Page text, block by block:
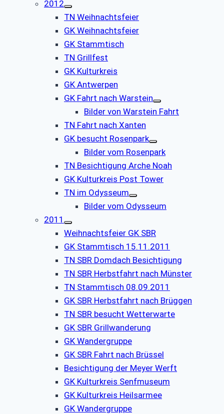
2012
TN Weihnachtsfeier
GK Weihnachtsfeier
GK Stammtisch
TN Grillfest
GK Kulturkreis
GK Antwerpen
GK Fahrt nach Warstein
Bilder von Warstein Fahrt
TN Fahrt nach Xanten
GK besucht Rosenpark
Bilder vom Rosenpark
TN Besichtigung Arche Noah
GK Kulturkreis Post Tower
TN im Odysseum
Bilder vom Odysseum
2011
Weihnachtsfeier GK SBR
GK Stammtisch 15.11.2011
TN SBR Domdach Besichtigung
TN SBR Herbstfahrt nach Münster
TN Stammtisch 08.09.2011
GK SBR Herbstfahrt nach Brüggen
TN SBR besucht Wetterwarte
GK SBR Grillwanderung
GK Wandergruppe
GK SBR Fahrt nach Brüssel
Besichtigung der Meyer Werft
GK Kulturkreis Senfmuseum
GK Kulturkreis Heilsarmee
GK Wandergruppe